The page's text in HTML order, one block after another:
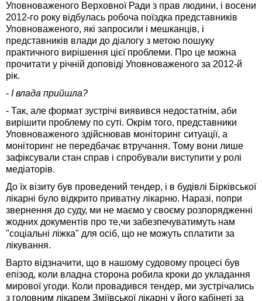
Уповноваженого Верховної Ради з прав людини, і восени
2012-го року відбулась робоча поїздка представників
Уповноваженого, які запросили і мешканців, і
представників влади до діалогу з метою пошуку
практичного вирішення цієї проблеми. Про це можна
прочитати у річній доповіді Уповноваженого за 2012-й
рік.
- І влада прийшла?
- Так, але формат зустрічі виявився недостатнім, аби
вирішити проблему по суті. Окрім того, представники
Уповноваженого здійснював моніторинг ситуації, а
моніторинг не передбачає втручання. Тому вони лише
зафіксували стан справ і спробували виступити у ролі
медіаторів.
До їх візиту був проведений тендер, і в будівлі Бірківської
лікарні було відкрито приватну лікарню. Наразі, попри
звернення до суду, ми не маємо у своєму розпорядженні
жодних документів про те,чи забезпечуватимуть нам
"соціальні ліжка" для осіб, що не можуть сплатити за
лікування.
Варто відзначити, що в нашому судовому процесі був
епізод, коли владна сторона робила кроки до укладання
мирової угоди. Коли провадився тендер, ми зустрічались
з головним лікарем Зміївської лікарні у його кабінеті за